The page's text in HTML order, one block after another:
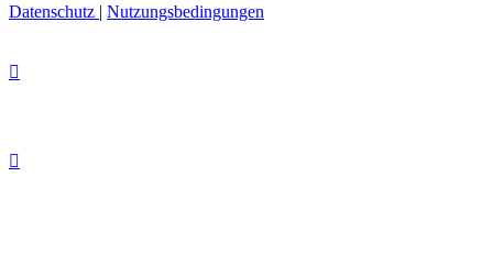
Datenschutz | Nutzungsbedingungen